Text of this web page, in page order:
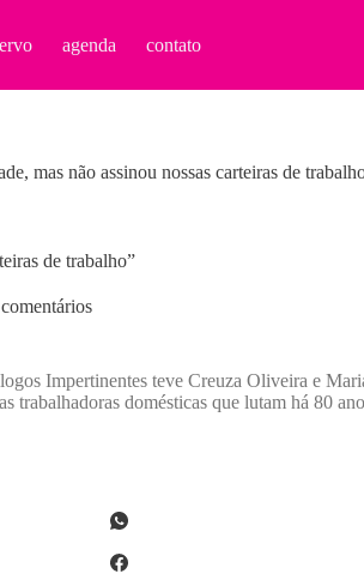
agenda contato
mas não assinou nossas carteiras de
de trabalho”
Impertinentes teve Creuza Oliveira e
domésticas que lutam há 80